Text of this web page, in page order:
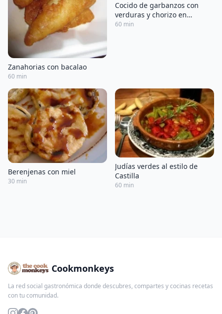
Zanahorias con bacalao
60 min
Cocido de garbanzos con
verduras y chorizo en
Thermomix
60 min
Berenjenas con miel
30 min
Judías verdes al estilo de
Castilla
60 min
Cookmonkeys
La red social gastronómica donde descubres, compartes y cocinas recetas
con tu comunidad.